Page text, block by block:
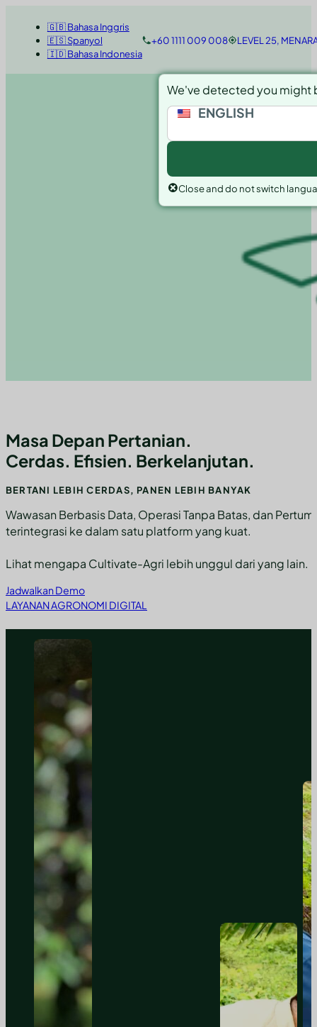
🇬🇧 Bahasa Inggris
🇪🇸 Spanyol
🇮🇩 Bahasa Indonesia
+60 1111 009 008 LEVEL 25,
Masa Depan Pertanian.
Cerdas. Efisien. Berkelanjutan.
BERTANI LEBIH CERDAS, PANEN LEBIH BANYAK
Wawasan Berbasis Data, Operasi Tanpa Batas, dan
terintegrasi ke dalam satu platform yang kuat.
Lihat mengapa Cultivate-Agri lebih unggul dari yang lain.
Jadwalkan Demo
LAYANAN AGRONOMI DIGITAL
We've detected you might
ENGLISH
Close and do not switch